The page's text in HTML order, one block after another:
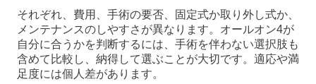
それぞれ、費用、手術の要否、固定式か取り外し式か、
メンテナンスのしやすさが異なります。オールオン4が
自分に合うかを判断するには、手術を伴わない選択肢も
含めて比較し、納得して選ぶことが大切です。適応や満
足度には個人差があります。